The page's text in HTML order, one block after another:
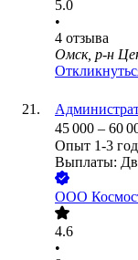
5.0
•
4 отзыва
Омск, р-н
45 000 – 60
Опыт 1-3
Выплаты:
ООО
4.6
•